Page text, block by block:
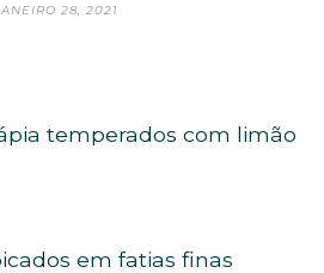
28, 2021
temperados com limão
em fatias finas